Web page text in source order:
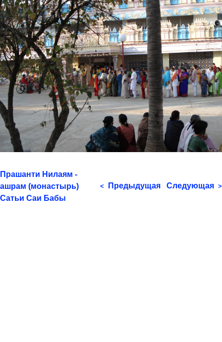
Прашанти Нилаям -
ашрам (монастырь)
Сатьи Саи Бабы
< Предыдущая Следующая >